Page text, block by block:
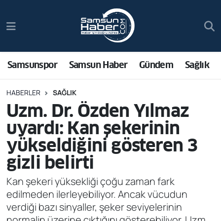
Samsunspor Samsun Haber Gündem Sağlık
HABERLER SAĞLIK
Uzm. Dr. Özden Yılmaz
uyardı: Kan şekerinin
yükseldiğini gösteren 3
gizli belirti
Kan şekeri yüksekliği çoğu zaman fark
edilmeden ilerleyebiliyor. Ancak vücudun
verdiği bazı sinyaller, şeker seviyelerinin
Samsun Haber
Sağlık
Asayiş
Bilim ve Teknoloji
Bölge
Dünya
Ekonomi
Trafik Durumu
Süper Lig Puan Durumu ve Fikstür
Tüm Manşetler
Son Dakika Haberleri
Haber Arşivi